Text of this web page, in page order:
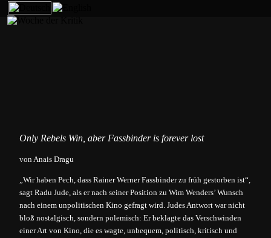
Verband der deutschen
Programm 2023
Konferenz
Filme A – Z 2023
Gäste
Programm 2022
Gäste
Only Rebels Win, aber Fassbinder is forever lost
von Anais Dragu
„Wir haben Pech, dass Rainer Werner Fassbinder zu früh gestorben ist“,
sagt Radu Jude, als er nach seiner Position zu Wim Wenders’ Wunsch
nach einem unpolitischen Kino gefragt wird. Judes Antwort war nicht
bloß nostalgisch, sondern polemisch: Er beklagte das Verschwinden
einer Art von Kino, die es wagte, unbequem, politisch, kritisch und